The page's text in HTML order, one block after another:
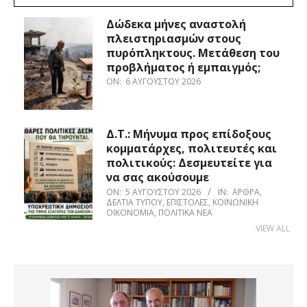
Δώδεκα μήνες αναστολή
πλειστηριασμών στους
πυρόπληκτους. Μετάθεση του
προβλήματος ή εμπαιγμός;
ON: 6 ΑΥΓΟΎΣΤΟΥ 2026
Δ.Τ.: Μήνυμα προς επίδοξους
κομματάρχες, πολιτευτές και
πολιτικούς: Δεσμευτείτε για
να σας ακούσουμε
ON: 5 ΑΥΓΟΎΣΤΟΥ 2026 IN: ΆΡΘΡΑ,
ΔΕΛΤΊΑ ΤΎΠΟΥ, ΕΠΙΣΤΟΛΈΣ, ΚΟΙΝΩΝΙΚΉ
ΟΙΚΟΝΟΜΊΑ, ΠΟΛΙΤΙΚΆ ΝΈΑ
VIEW ALL